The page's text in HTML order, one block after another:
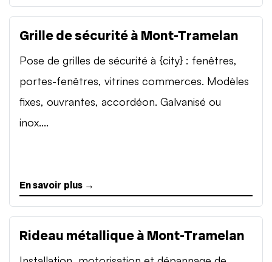
Grille de sécurité à Mont-Tramelan
Pose de grilles de sécurité à {city} : fenêtres,
portes-fenêtres, vitrines commerces. Modèles
fixes, ouvrantes, accordéon. Galvanisé ou
inox....
En savoir plus →
Rideau métallique à Mont-Tramelan